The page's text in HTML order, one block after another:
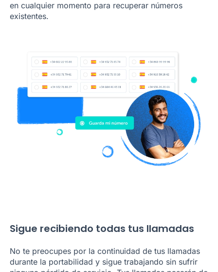
en cualquier momento para recuperar números
existentes.
Sigue recibiendo todas tus llamadas
No te preocupes por la continuidad de tus llamadas
durante la portabilidad y sigue trabajando sin sufrir